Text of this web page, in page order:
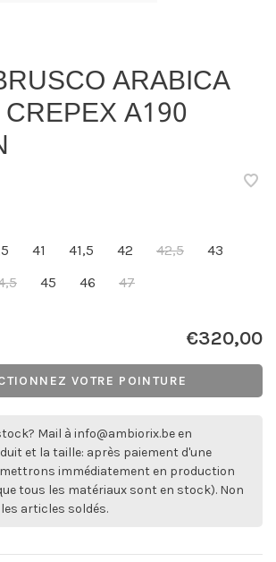
ARABICA
A190
41 41,5 42 42,5
43
45 46 47
€320,00
VOTRE POINTURE
Mail à info@ambiorix.be en
et la taille: après paiement d'une
immédiatement en production
tous les matériaux sont en stock). Non
articles soldés.